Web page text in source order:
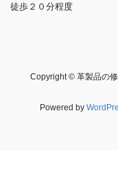
徒歩２０分程度
Copyright © 革製品の
Powered by